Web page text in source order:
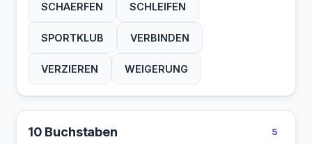
SCHAERFEN SCHLEIFEN
SPORTKLUB VERBINDEN
VERZIEREN WEIGERUNG
10 Buchstaben 5